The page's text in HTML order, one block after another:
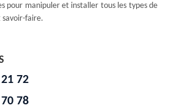
pour manipuler et installer tous les types de
savoir-faire.
72
78